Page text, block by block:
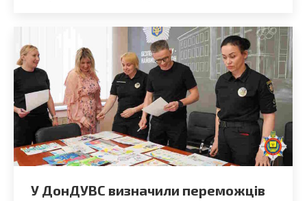
У ДонДУВС визначили переможців